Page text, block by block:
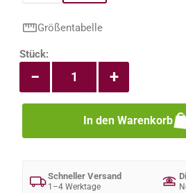
Größentabelle
Produkt Anzahl: Gib
Stück:
+
−
In den Warenkorb
Schneller Versand
1–4 Werktage